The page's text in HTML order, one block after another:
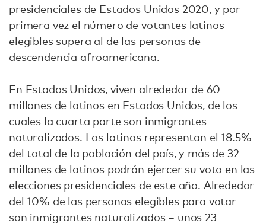
presidenciales de Estados Unidos 2020, y por
primera vez el número de votantes latinos
elegibles supera al de las personas de
descendencia afroamericana.
En Estados Unidos, viven alrededor de 60
millones de latinos en Estados Unidos, de los
cuales la cuarta parte son inmigrantes
naturalizados. Los latinos representan el18.5%
del total de la población del país, y más de 32
millones de latinos podrán ejercer su voto en las
elecciones presidenciales de este año. Alrededor
del 10% de las personas elegibles para votar
son inmigrantes naturalizados– unos 23